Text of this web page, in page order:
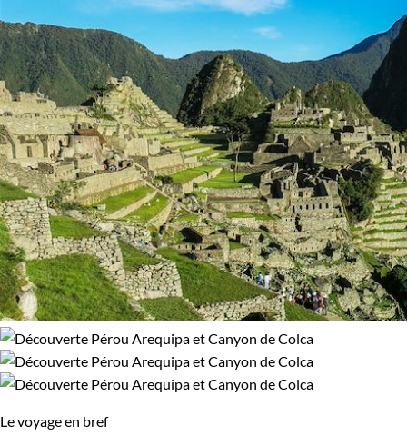
Le voyage en bref